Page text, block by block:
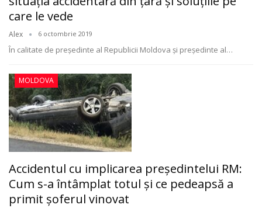
care le vede
Alex 6 octombrie 2019
În calitate de preşedinte al Republicii Moldova şi preşedinte al…
MOLDOVA
Accidentul cu implicarea preşedintelui RM:
Cum s-a întâmplat totul şi ce pedeapsă a
primit şoferul vinovat